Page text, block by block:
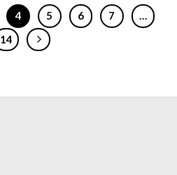
4 5 6 7
…
14